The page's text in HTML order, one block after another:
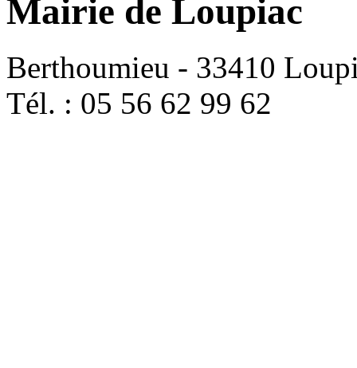
Mairie de Loupiac
Berthoumieu - 33410
Tél. : 05 56 62 99 62